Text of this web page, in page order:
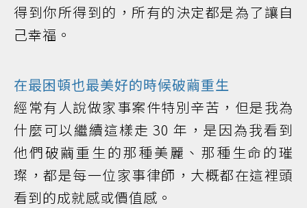
得到你所得到的，所有的決定都是為了讓自
己幸福。
在最困頓也最美好的時候破繭重生
經常有人說做家事案件特別辛苦，但是我為
什麼可以繼續這樣走 30 年，是因為我看到
他們破繭重生的那種美麗、那種生命的璀
璨，都是每一位家事律師，大概都在這裡頭
看到的成就感或價值感。